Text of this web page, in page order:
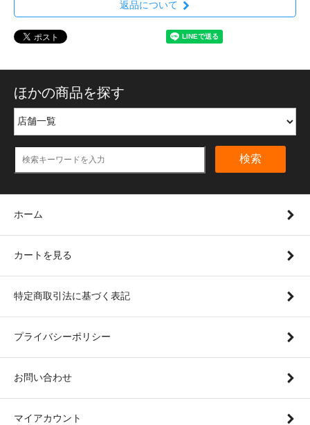
返品について
ほかの商品を探す
検索
ホーム
カートを見る
特定商取引法に基づく表記
プライバシーポリシー
お問い合わせ
マイアカウント